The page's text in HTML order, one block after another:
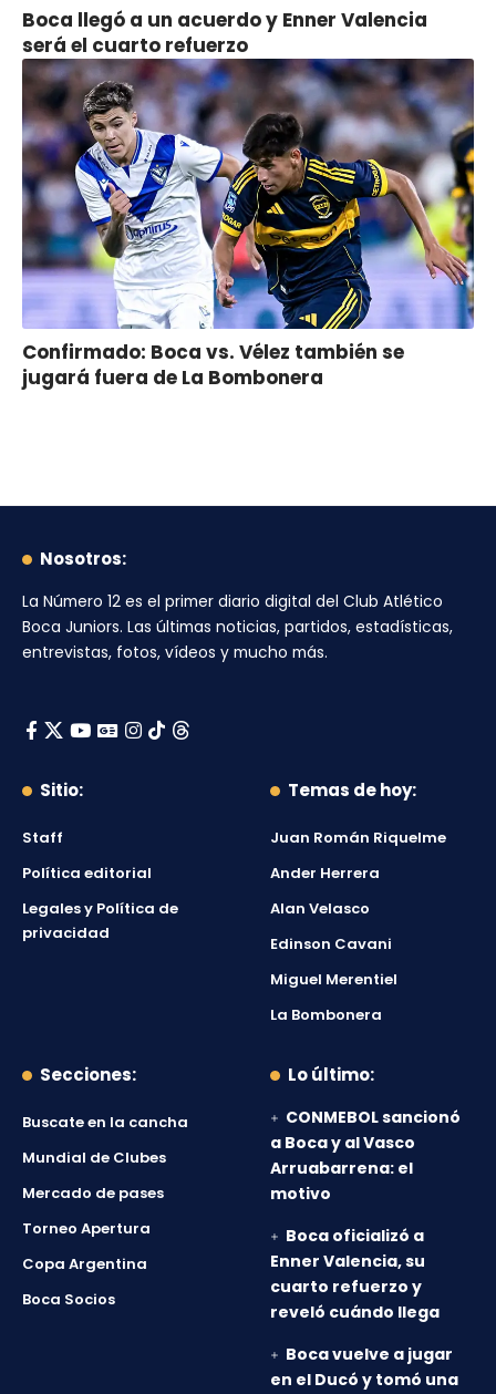
Boca llegó a un acuerdo y Enner Valencia
será el cuarto refuerzo
Confirmado: Boca vs. Vélez también se
jugará fuera de La Bombonera
Nosotros:
La Número 12 es el primer diario digital del Club Atlético
Boca Juniors. Las últimas noticias, partidos, estadísticas,
entrevistas, fotos, vídeos y mucho más.
Sitio:
Staff
Política editorial
Legales y Política de
privacidad
Temas de hoy:
Juan Román Riquelme
Ander Herrera
Alan Velasco
Edinson Cavani
Miguel Merentiel
La Bombonera
Secciones:
Buscate en la cancha
Mundial de Clubes
Mercado de pases
Torneo Apertura
Copa Argentina
Boca Socios
Lo último:
CONMEBOL sancionó
a Boca y al Vasco
Arruabarrena: el
motivo
Boca oficializó a
Enner Valencia, su
cuarto refuerzo y
reveló cuándo llega
Boca vuelve a jugar
en el Ducó y tomó una